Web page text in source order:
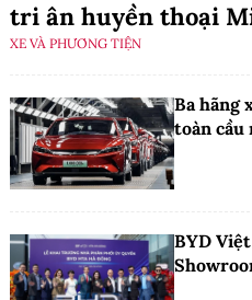
tri ân huyền thoại
XE VÀ PHƯƠNG TIỆN
Ba hãng
toàn cầu
BYD